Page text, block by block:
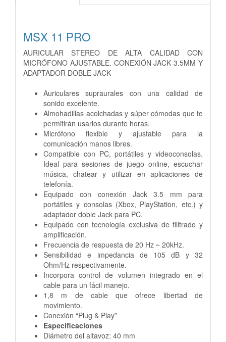
MSX 11 PRO
AURICULAR STEREO DE ALTA CALIDAD CON
MICRÓFONO AJUSTABLE. CONEXIÓN JACK 3.5MM Y
ADAPTADOR DOBLE JACK
Auriculares supraurales con una calidad de
sonido excelente.
Almohadillas acolchadas y súper cómodas que te
permitirán usarlos durante horas.
Micrófono flexible y ajustable para la
comunicación manos libres.
Compatible con PC, portátiles y videoconsolas.
Ideal para sesiones de juego online, escuchar
música, chatear y utilizar en aplicaciones de
telefonía.
Equipado con conexión Jack 3.5 mm para
portátiles y consolas (Xbox, PlayStation, etc.) y
adaptador doble Jack para PC.
Equipado con tecnología exclusiva de filltrado y
amplificación.
Frecuencia de respuesta de 20 Hz ~ 20kHz.
Sensibilidad e impedancia de 105 dB y 32
Ohm/Hz respectivamente.
Incorpora control de volumen integrado en el
cable para un fácil manejo.
1,8 m de cable que ofrece libertad de
movimiento.
Conexión “Plug & Play”
Especificaciones
Diámetro del altavoz: 40 mm